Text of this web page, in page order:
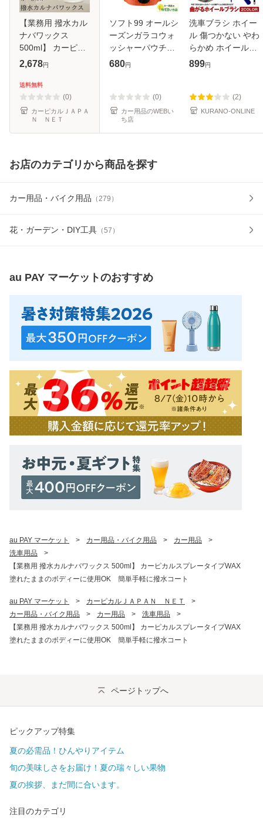
【業務用 撥水カル
ナバワックス
500ml】 カーピカ
ルスプレータイプ
のボディーに使用
OK 簡単手軽に撥
水コート
2,678円
送料無料
(0)
カーピカルＪＡＰＡ
Ｎ ＮＥＴ
ソフト99 オールシ
ーズンガラコウォ
ッシャーパウチパ
ック2L 04954
680円
(0)
カー用品のWEBい
ち店
洗車ブラシ ホイー
ル 傷つかない やわ
らかめ ホイールブ
ラシ 洗車用品 タイ
クロファイバー 奥
ま
899円
(2)
KURANO-ONLINE
お店のカテゴリから商品を探す
カー用品・バイク用品 （279 ）
花・ガーデン・DIY工具 （57 ）
au PAY マーケットのおすすめ
au PAY マーケット > カー用品・バイク用品 > カー用品
>
洗車用品
>
【業務用 撥水カルナバワックス 500ml】 カーピカルスプレータイプWAX
塗れたままのボディーに使用OK 簡単手軽に撥水コート
au PAY マーケット > カーピカルＪＡＰＡＮ　ＮＥＴ
>
カー用品・バイク用品
> カー用品 > 洗車用品
>
【業務用 撥水カルナバワックス 500ml】 カーピカルスプレータイプWAX
塗れたままのボディーに使用OK 簡単手軽に撥水コート
ページトップへ
ピックアップ特集
夏の必需品！ひんやりアイテム
旬の美味しさをお届け！夏の瑞々しい果物
夏の挨拶、まだ間に合います。
注目のカテゴリ